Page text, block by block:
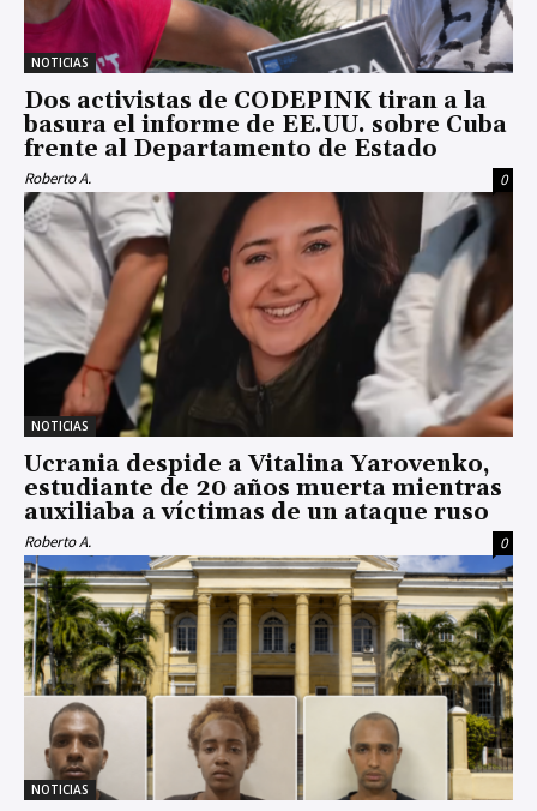
NOTICIAS
Dos activistas de CODEPINK tiran a la
basura el informe de EE.UU. sobre Cuba
frente al Departamento de Estado
Roberto A. 0
NOTICIAS
Ucrania despide a Vitalina Yarovenko,
estudiante de 20 años muerta mientras
auxiliaba a víctimas de un ataque ruso
Roberto A. 0
NOTICIAS